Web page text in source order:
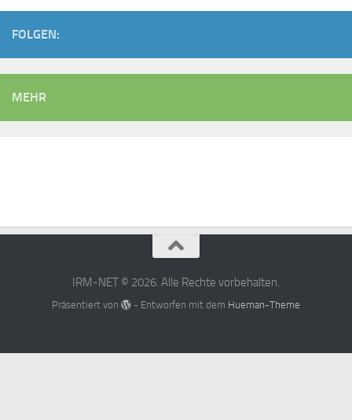
FOLGEN:
MEHR
IRM-NET © 2026. Alle Rechte vorbehalten.
Präsentiert von - Entworfen mit dem Hueman-Theme